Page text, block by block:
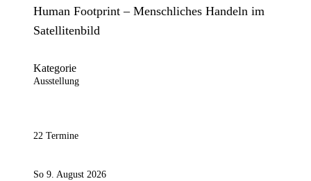
Human Footprint – Menschliches Handeln im
Satellitenbild
Kategorie
Ausstellung
22 Termine
So 9. August 2026